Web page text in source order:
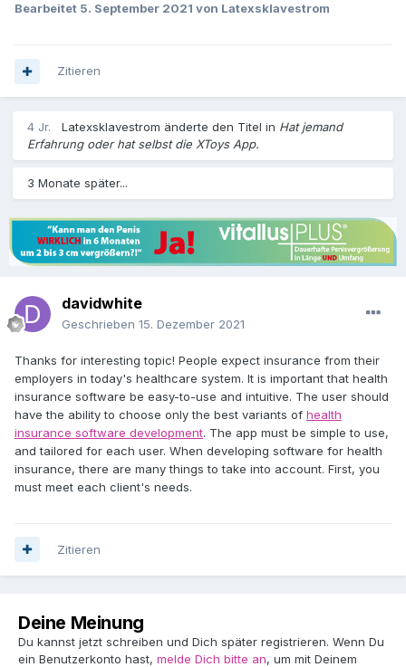
Bearbeitet 5. September 2021 von Latexsklavestrom
Zitieren
4 Jr. Latexsklavestrom änderte den Titel in Hat jemand
Erfahrung oder hat selbst die XToys App.
3 Monate später...
davidwhite
Geschrieben 15. Dezember 2021
Thanks for interesting topic! People expect insurance from their
employers in today's healthcare system. It is important that health
insurance software be easy-to-use and intuitive. The user should
have the ability to choose only the best variants of health
insurance software development. The app must be simple to use,
and tailored for each user. When developing software for health
insurance, there are many things to take into account. First, you
must meet each client's needs.
Zitieren
Deine Meinung
Du kannst jetzt schreiben und Dich später registrieren. Wenn Du
ein Benutzerkonto hast, melde Dich bitte an, um mit Deinem